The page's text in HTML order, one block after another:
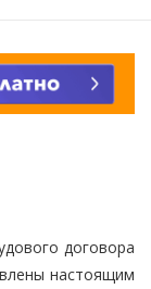
договора
настоящим